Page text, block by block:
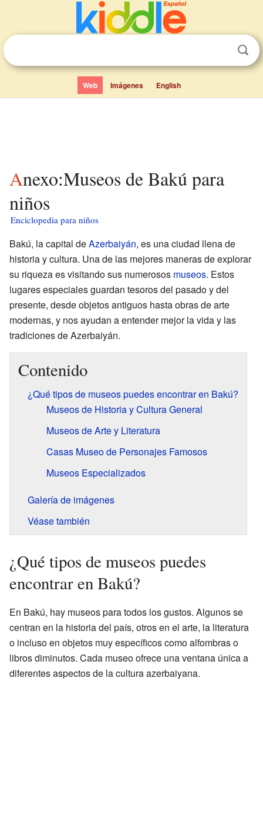
Web Imágenes English
Anexo:Museos de Bakú para
niños
Enciclopedia para niños
Bakú, la capital deAzerbaiyán, es una ciudad llena de
historia y cultura. Una de las mejores maneras de explorar
su riqueza es visitando sus numerosos museos. Estos
lugares especiales guardan tesoros del pasado y del
presente, desde objetos antiguos hasta obras de arte
modernas, y nos ayudan a entender mejor la vida y las
tradiciones de Azerbaiyán.
Contenido
¿Qué tipos de museos puedes encontrar en Bakú?
Museos de Historia y Cultura General
Museos de Arte y Literatura
Casas Museo de Personajes Famosos
Museos Especializados
Galería de imágenes
Véase también
¿Qué tipos de museos puedes
encontrar en Bakú?
En Bakú, hay museos para todos los gustos. Algunos se
centran en la historia del país, otros en el arte, la literatura
o incluso en objetos muy específicos como alfombras o
libros diminutos. Cada museo ofrece una ventana única a
diferentes aspectos de la cultura azerbaiyana.